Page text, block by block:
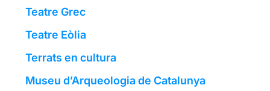
Teatre Grec
Teatre Eòlia
Terrats en cultura
Museu d’Arqueologia de Catalunya